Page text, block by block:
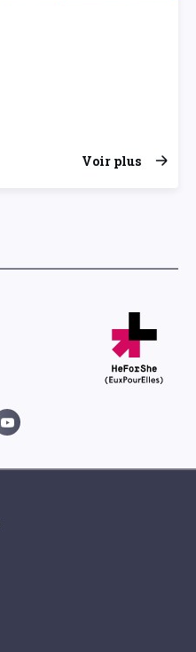
Voir plus